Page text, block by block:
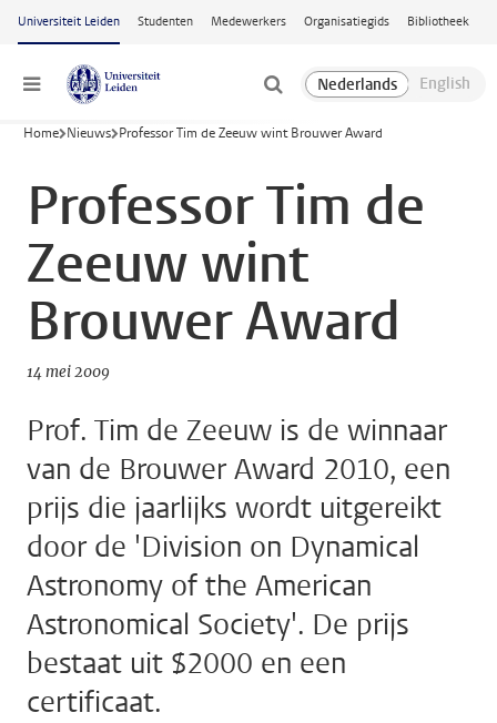
Ga naar hoofdinhoud
Universiteit Leiden Studenten Medewerkers Organisatiegids Bibliotheek
Menu
Home Nieuws Professor Tim de Zeeuw wint Brouwer Award
Professor Tim de
Zeeuw wint
Brouwer Award
14 mei 2009
Prof. Tim de Zeeuw is de winnaar
van de Brouwer Award 2010, een
prijs die jaarlijks wordt uitgereikt
door de 'Division on Dynamical
Astronomy of the American
Astronomical Society'. De prijs
bestaat uit $2000 en een
certificaat.